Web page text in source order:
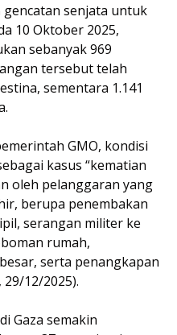
senjata untuk
10 Oktober 2025,
sebanyak 969
tersebut telah
sementara 1.141
GMO, kondisi
kasus “kematian
oleh pelanggaran yang
berupa penembakan
serangan militer ke
rumah,
serta penangkapan
12/2025).
Gaza semakin